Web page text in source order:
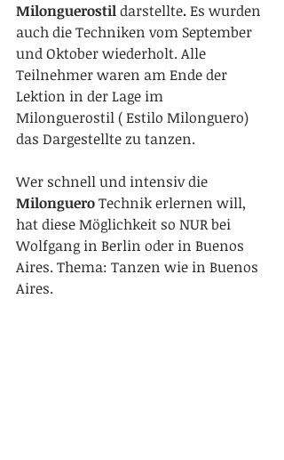
Milonguerostil darstellte. Es wurden
auch die Techniken vom September
und Oktober wiederholt. Alle
Teilnehmer waren am Ende der
Lektion in der Lage im
Milonguerostil ( Estilo Milonguero)
das Dargestellte zu tanzen.
Wer schnell und intensiv die
Milonguero Technik erlernen will,
hat diese Möglichkeit so NUR bei
Wolfgang in Berlin oder in Buenos
Aires. Thema: Tanzen wie in Buenos
Aires.